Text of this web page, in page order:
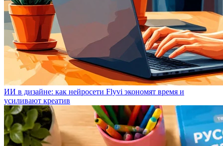
ИИ в дизайне: как нейросети Flyvi экономят время и
усиливают креатив